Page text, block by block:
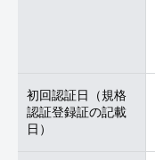
初回認証日
（規格
認証登録証の記載
日）